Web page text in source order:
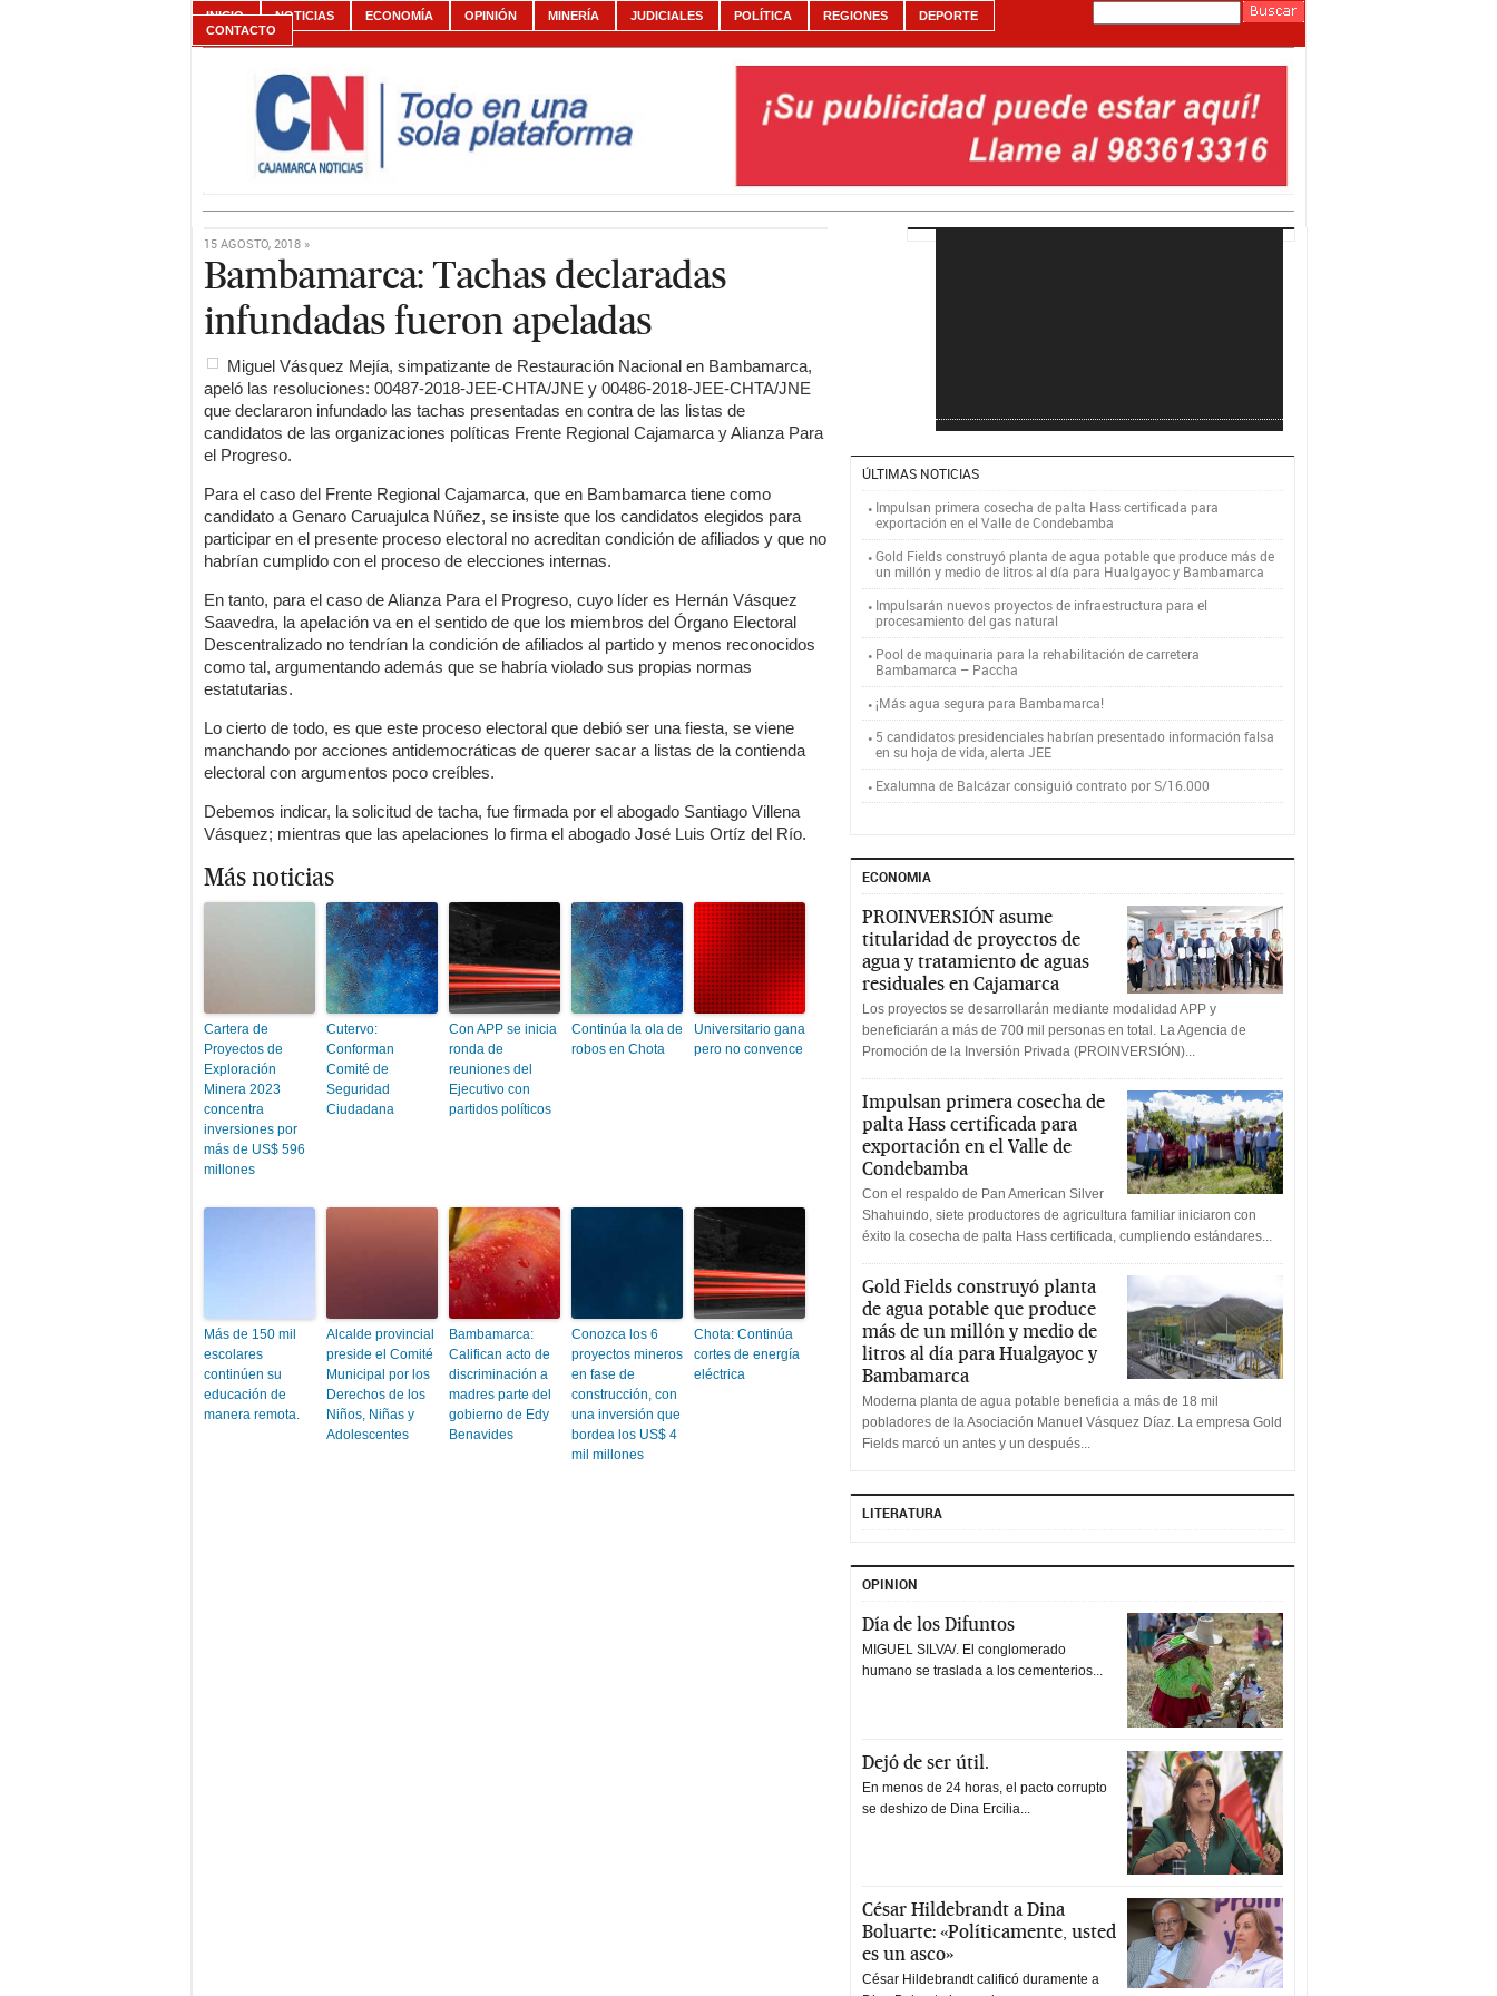
INICIO NOTICIAS ECONOMÍA OPINIÓN MINERÍA JUDICIALES POLÍTICA REGIONES
DEPORTE
CONTACTO
15 AGOSTO, 2018 »
Bambamarca: Tachas declaradas
infundadas fueron apeladas
Miguel Vásquez Mejía, simpatizante de Restauración Nacional en Bambamarca,
apeló las resoluciones: 00487-2018-JEE-CHTA/JNE y 00486-2018-JEE-CHTA/JNE
que declararon infundado las tachas presentadas en contra de las listas de
candidatos de las organizaciones políticas Frente Regional Cajamarca y Alianza Para
el Progreso.
Para el caso del Frente Regional Cajamarca, que en Bambamarca tiene como
candidato a Genaro Caruajulca Núñez, se insiste que los candidatos elegidos para
participar en el presente proceso electoral no acreditan condición de afiliados y que no
habrían cumplido con el proceso de elecciones internas.
En tanto, para el caso de Alianza Para el Progreso, cuyo líder es Hernán Vásquez
Saavedra, la apelación va en el sentido de que los miembros del Órgano Electoral
Descentralizado no tendrían la condición de afiliados al partido y menos reconocidos
como tal, argumentando además que se habría violado sus propias normas
estatutarias.
Lo cierto de todo, es que este proceso electoral que debió ser una fiesta, se viene
manchando por acciones antidemocráticas de querer sacar a listas de la contienda
electoral con argumentos poco creíbles.
Debemos indicar, la solicitud de tacha, fue firmada por el abogado Santiago Villena
Vásquez; mientras que las apelaciones lo firma el abogado José Luis Ortíz del Río.
Más noticias
Cartera de
Proyectos de
Exploración
Minera 2023
concentra
inversiones por
más de US$ 596
millones
Cutervo:
Conforman
Comité de
Seguridad
Ciudadana
Con APP se inicia
ronda de
reuniones del
Ejecutivo con
partidos políticos
Continúa la ola de
robos en Chota
Universitario gana
pero no convence
Más de 150 mil
escolares
continúen su
educación de
manera remota.
Alcalde provincial
preside el Comité
Municipal por los
Derechos de los
Niños, Niñas y
Adolescentes
Bambamarca:
Califican acto de
discriminación a
madres parte del
gobierno de Edy
Benavides
Conozca los 6
proyectos mineros
en fase de
construcción, con
una inversión que
bordea los US$ 4
mil millones
Chota: Continúa
cortes de energía
eléctrica
ÚLTIMAS NOTICIAS
Impulsan primera cosecha de palta Hass certificada para
exportación en el Valle de Condebamba
Gold Fields construyó planta de agua potable que produce más de
un millón y medio de litros al día para Hualgayoc y Bambamarca
Impulsarán nuevos proyectos de infraestructura para el
procesamiento del gas natural
Pool de maquinaria para la rehabilitación de carretera
Bambamarca – Paccha
¡Más agua segura para Bambamarca!
5 candidatos presidenciales habrían presentado información falsa
en su hoja de vida, alerta JEE
Exalumna de Balcázar consiguió contrato por S/16.000
ECONOMIA
PROINVERSIÓN asume
titularidad de proyectos de
agua y tratamiento de aguas
residuales en Cajamarca
Los proyectos se desarrollarán mediante modalidad APP y
beneficiarán a más de 700 mil personas en total. La Agencia de
Promoción de la Inversión Privada (PROINVERSIÓN)...
Impulsan primera cosecha de
palta Hass certificada para
exportación en el Valle de
Condebamba
Con el respaldo de Pan American Silver
Shahuindo, siete productores de agricultura familiar iniciaron con
éxito la cosecha de palta Hass certificada, cumpliendo estándares...
Gold Fields construyó planta
de agua potable que produce
más de un millón y medio de
litros al día para Hualgayoc y
Bambamarca
Moderna planta de agua potable beneficia a más de 18 mil
pobladores de la Asociación Manuel Vásquez Díaz. La empresa Gold
Fields marcó un antes y un después...
LITERATURA
OPINION
Día de los Difuntos
MIGUEL SILVA/. El conglomerado
humano se traslada a los cementerios...
Dejó de ser útil.
En menos de 24 horas, el pacto corrupto
se deshizo de Dina Ercilia...
César Hildebrandt a Dina
Boluarte: «Políticamente, usted
es un asco»
César Hildebrandt calificó duramente a